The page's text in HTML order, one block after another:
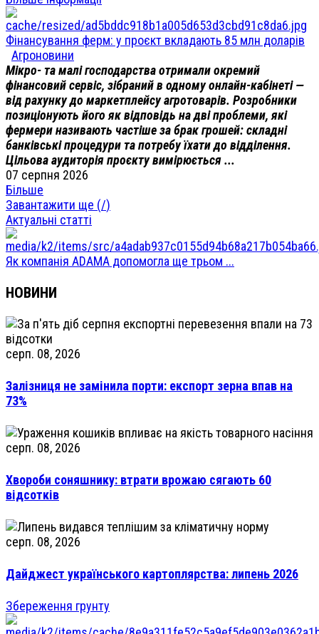
Фінансування ферм: у проєкт вкладають 85 млн доларів
Агроновини
Мікро- та малі господарства отримали окремий
фінансовий сервіс, зібраний в одному онлайн-кабінеті —
від рахунку до маркетплейсу агротоварів. Розробники
позиціонують його як відповідь на дві проблеми, які
фермери називають частіше за брак грошей: складні
банківські процедури та потребу їхати до відділення.
Цільова аудиторія проєкту вимірюється ...
07 серпня 2026
Більше
Завантажити ще (/)
Актуальні статті
Як компанія ADAMA допомогла ще трьом ...
НОВИНИ
серп. 08, 2026
Залізниця не замінила порти: експорт зерна впав на
73%
серп. 08, 2026
Хвороби соняшнику: втрати врожаю сягають 60
відсотків
серп. 08, 2026
Дайджест українського картоплярства: липень 2026
Збереження грунту